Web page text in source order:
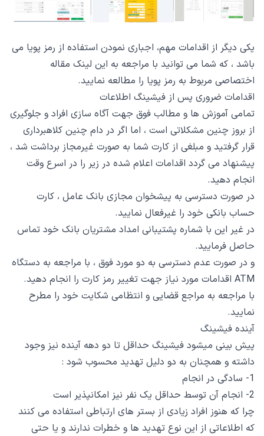
یکی دیگر از اقدامات مهم، اجباری نمودن استفاده از رمز پویا می
باشد ، که شما می توانید با مراجعه به این لینک مقاله
اختصاصی مربوط به رمز پویا را مطالعه نمایید.
اقدامات ضروری پس از فیشینگ اطلاعات
تمامی آموزش ها و مطالب فوق جهت آگاه سازی افراد و جلوگیری
از بروز چنین مشکلاتی است ، اما اگر در دام چنین کلاهبرداری
قرار گرفتید و مبلغی از کارت شما به صورت غیرمجاز برداشت شد ،
پیشنهاد می گردد اقدامات اعلام شده در زیر را در اسرع وقت
انجام دهید.
در صورت دسترسی به پیشخوان مجازی بانک عامل ، کارت
حساب بانکی خود را غیرفعال نمایید.
در غیر این با شماره پشتیبانی امداد مشتریان بانک خود تماس
حاصل فرمایید.
و در صورت عدم دسترسی به دو مورد فوق ، با مراجعه به دستگاه
ATM اقدامات مورد نیاز جهت تغییر رمز کارت را انجام دهید.
با مراجعه به مراجع قضایی و انتظامی شکایت خود را مطرح
نمایید.
آینده فیشینگ
پیش بینی میشود فیشینگ حداقل تا دو دهه آینده نیز وجود
داشته و همچنان به دو دلیل تهدید محسوب شود :
1- سادگی در انجام
2- انجام آن توسط حداقل یک نفر نیز امکانپذیر است
چرا که هنوز افراد زیادی از بستر های ارتباطی استفاده می کنند
که اطلاعاتی از این نوع تهدید ها و خطرات ندارند و یا حتی